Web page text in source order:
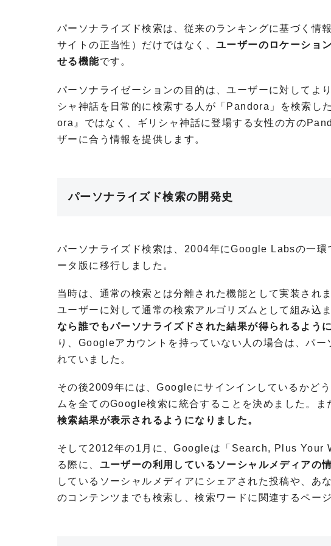
パーソナライズド検索は、従来のランキングに基づく情
サイトの正当性）だけではなく、ユーザーのロケーショ
せる機能です。
パーソナライゼーションの目的は、ユーザーに対してよ
シャ神話を日常的に検索する人が「 Pandora 」を検索し
ora』 ではなく、ギリシャ神話に登場する女性の方の
ザーに合う情報を提供します。
パーソナライズド検索の開発史
パーソナライズド検索は、 2004年にGoogle Labsの一環
ータ版に移行しました。
当時は、通常の検索とは分離された機能として実装され
ユーザーに対して通常の検索アルゴリズムとして組み込
なら誰でもパーソナライズドされた結果が得られるよう
り、 Googleアカウントを持っていない人の場合は、パ
れていました。
その後2009年には、Googleにサインインしているかど
ムを全てのGoogle検索に統合することを決めました。ま
検索結果が表示されるようになりました。
そして2012年の1 月に、Googleは「 Search, Plus Your
る際に、 ユーザーの利用しているソーシャルメディアの
しているソーシャルメディアにシェアされた投稿や、あ
のコンテンツまでも検索し、検索ワードに関連するペー